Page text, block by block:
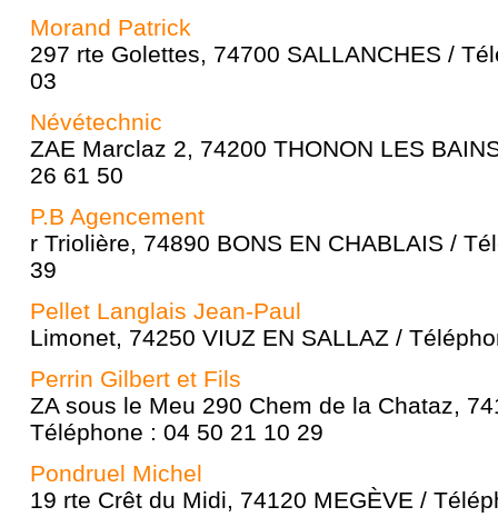
Morand Patrick
297 rte Golettes, 74700 SALLANCHES /
03
Névétechnic
ZAE Marclaz 2, 74200 THONON LES
26 61 50
P.B Agencement
r Triolière, 74890 BONS EN CHABLAIS /
39
Pellet Langlais Jean-Paul
Limonet, 74250 VIUZ EN SALLAZ /
Perrin Gilbert et Fils
ZA sous le Meu 290 Chem de la Chataz,
Téléphone : 04 50 21 10 29
Pondruel Michel
19 rte Crêt du Midi, 74120 MEGÈVE /